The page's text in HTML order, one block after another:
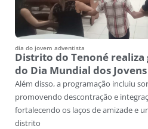
dia do jovem adventista
Distrito do Tenoné
do Dia Mundial dos
Além disso, a programação incluiu
promovendo descontração e
fortalecendo os laços de amizade e
distrito